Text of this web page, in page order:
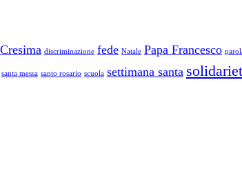
Cresima discriminazione fede Natale Papa Francesco
santa messa santo rosario scuola settimana santa